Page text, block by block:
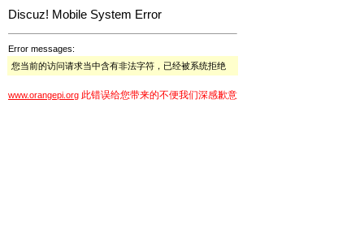
Discuz! Mobile System Error
Error messages:
您当前的访问请求当中含有非法字符，已经被系统拒绝
www.orangepi.org 此错误给您带来的不便我们深感歉意